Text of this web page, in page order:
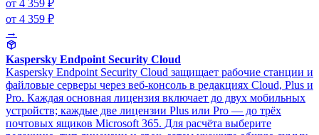
от 4 359 ₽
от 4 359 ₽
→
Kaspersky Endpoint Security Cloud
Kaspersky Endpoint Security Cloud защищает рабочие станции и
файловые серверы через веб-консоль в редакциях Cloud, Plus и
Pro. Каждая основная лицензия включает до двух мобильных
устройств; каждые две лицензии Plus или Pro — до трёх
почтовых ящиков Microsoft 365. Для расчёта выберите